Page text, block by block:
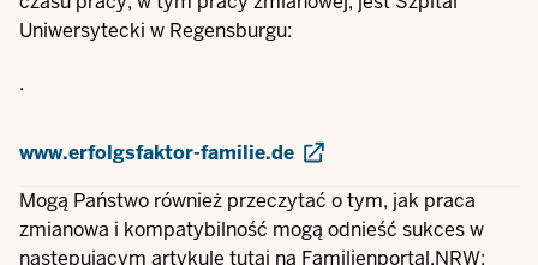
Uniwersytecki w Regensburgu:
.
www.erfolgsfaktor-familie.de
Mogą Państwo również przeczytać o tym, jak praca
zmianowa i kompatybilność mogą odnieść sukces w
następującym artykule tutaj na Familienportal.NRW: